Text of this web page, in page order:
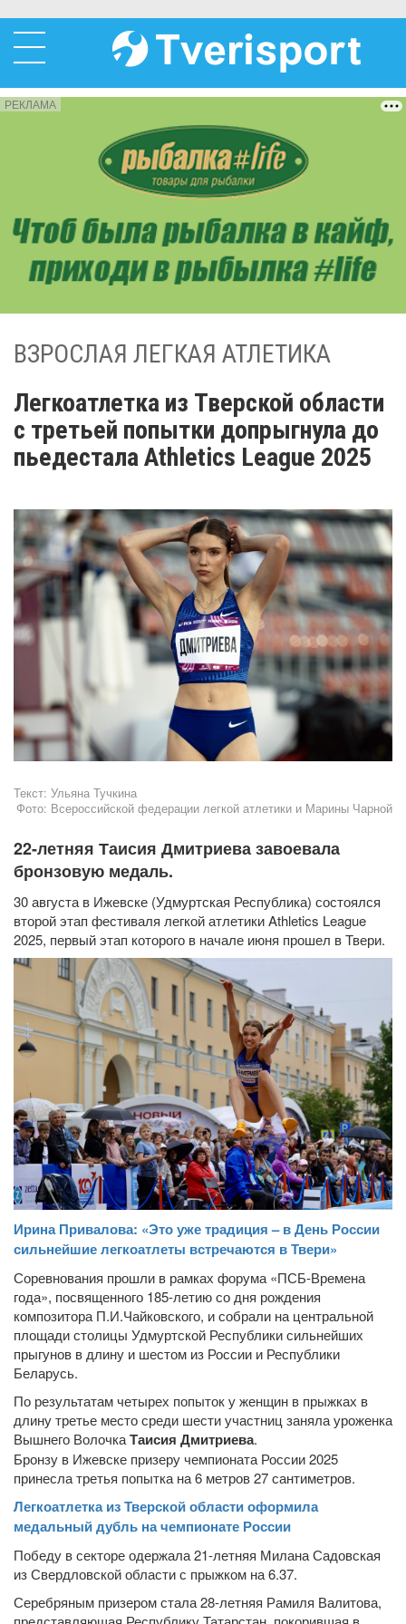
РЕКЛАМА
ВЗРОСЛАЯ ЛЕГКАЯ АТЛЕТИКА
Легкоатлетка из Тверской области
с третьей попытки допрыгнула до
пьедестала Athletics League 2025
Текст: Ульяна Тучкина
Фото: Всероссийской федерации легкой атлетики и Марины Чарной
22-летняя Таисия Дмитриева завоевала
бронзовую медаль.
30 августа в Ижевске (Удмуртская Республика) состоялся
второй этап фестиваля легкой атлетики Athletics League
2025, первый этап которого в начале июня прошел в Твери.
Ирина Привалова: «Это уже традиция – в День России
сильнейшие легкоатлеты встречаются в Твери»
Соревнования прошли в рамках форума «ПСБ-Времена
года», посвященного 185-летию со дня рождения
композитора П.И.Чайковского, и собрали на центральной
площади столицы Удмуртской Республики сильнейших
прыгунов в длину и шестом из России и Республики
Беларусь.
По результатам четырех попыток у женщин в прыжках в
длину третье место среди шести участниц заняла уроженка
Вышнего ВолочкаТаисия Дмитриева.
Бронзу в Ижевске призеру чемпионата России 2025
принесла третья попытка на 6 метров 27 сантиметров.
Легкоатлетка из Тверской области оформила
медальный дубль на чемпионате России
Победу в секторе одержала 21-летняя Милана Садовская
из Свердловской области с прыжком на 6.37.
Серебряным призером стала 28-летняя Рамиля Валитова,